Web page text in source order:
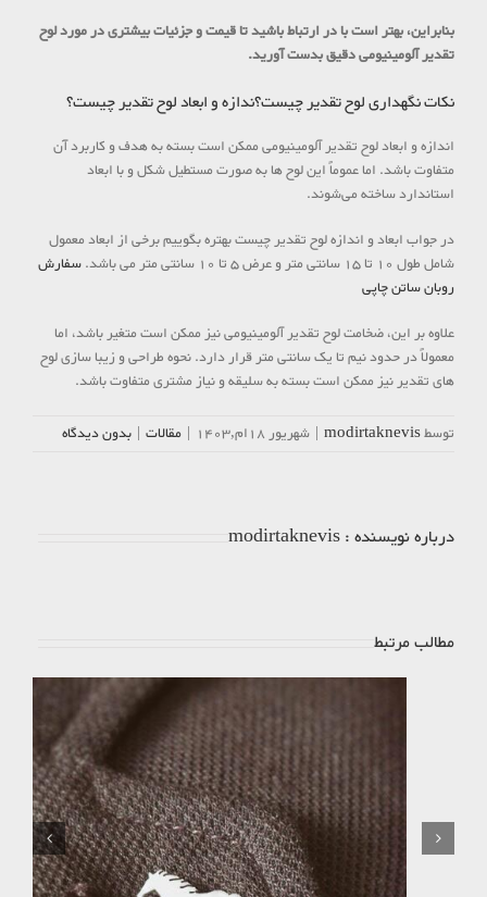
بنابراین، بهتر است با در ارتباط باشید تا قیمت و جزئیات بیشتری در مورد لوح
تقدیر آلومینیومی دقیق بدست آورید.
نکات نگهداری لوح تقدیر چیست؟ندازه و ابعاد لوح تقدیر چیست؟
اندازه و ابعاد لوح تقدیر آلومینیومی ممکن است بسته به هدف و کاربرد آن
متفاوت باشد. اما عموماً این لوح‌ ها به صورت مستطیل شکل و با ابعاد
استاندارد ساخته می‌شوند.
در جواب ابعاد و اندازه لوح تقدیر چیست بهتره بگوییم برخی از ابعاد معمول
شامل طول 10 تا 15 سانتی‌ متر و عرض 5 تا 10 سانتی ‌متر می ‌باشد.
سفارش
روبان ساتن چاپی
علاوه بر این، ضخامت لوح تقدیر آلومینیومی نیز ممکن است متغیر باشد، اما
معمولاً در حدود نیم تا یک سانتی‌ متر قرار دارد. نحوه طراحی و زیبا سازی لوح
های تقدیر نیز ممکن است بسته به سلیقه و نیاز مشتری متفاوت باشد.
توسطmodirtaknevis
| شهریور 18ام,1403 | مقالات | بدون ديدگاه
درباره نویسنده :modirtaknevis
مطالب مرتبط
خاص ترین هدایای تبلیغاتی برای دانشجویان